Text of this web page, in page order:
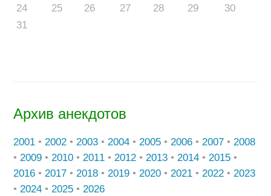
24
25 26 27 28 29
30
31
Архив анекдотов
2001 • 2002 • 2003 • 2004 • 2005 • 2006 • 2007 • 2008
• 2009 • 2010 • 2011 • 2012 • 2013 • 2014 • 2015 •
2016 • 2017 • 2018 • 2019 • 2020 • 2021 • 2022 • 2023
• 2024 • 2025 • 2026